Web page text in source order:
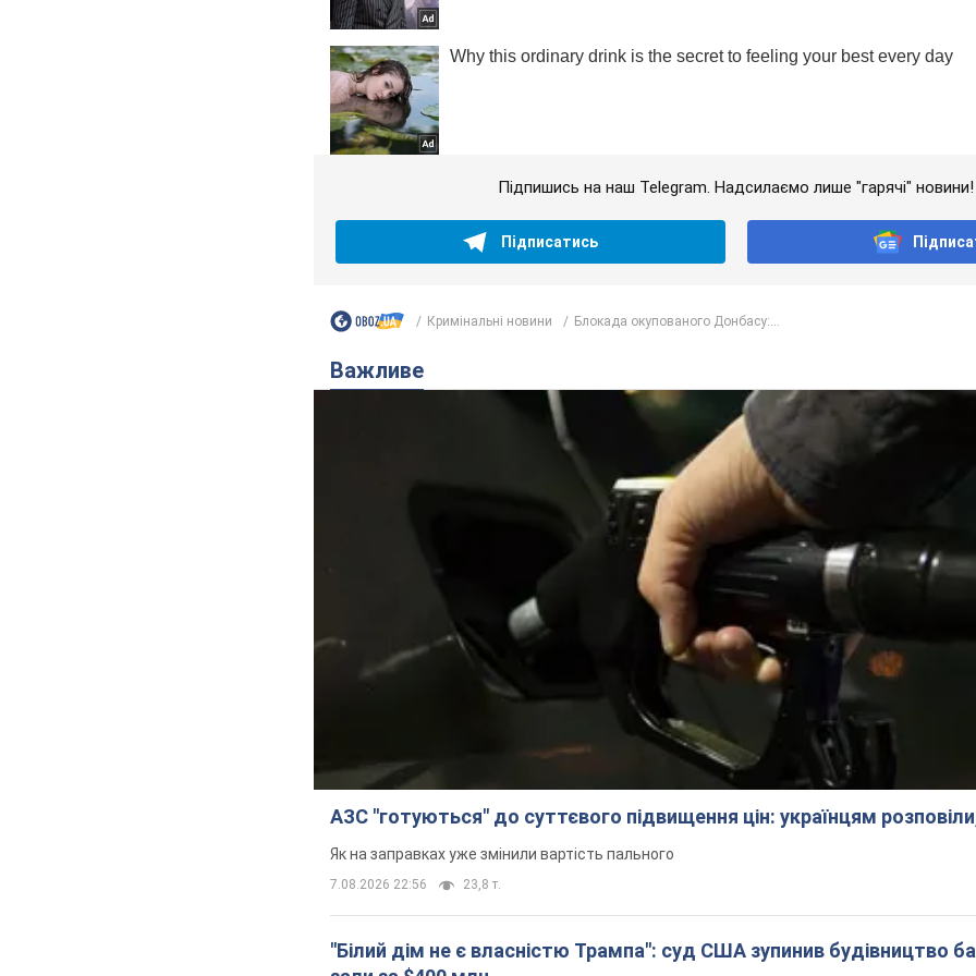
Підпишись на наш Telegram. Надсилаємо лише "гарячі" новини!
Підписатись
Кримінальні новини Блокада окупованого Донбасу:...
Важливе
АЗС "готуються" до суттєвого підвищення цін: українцям
Як на заправках уже змінили вартість пального
7.08.2026 22:56 23,8 т.
"Білий дім не є власністю Трампа": суд США зупинив будівництво